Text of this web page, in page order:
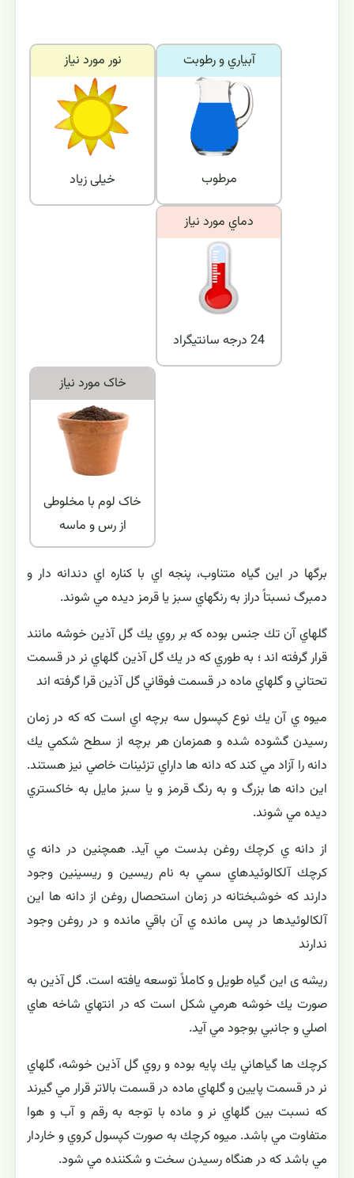
نور مورد نياز
خیلی زیاد
آبياري و رطوبت
مرطوب
دماي مورد نياز
24 درجه سانتیگراد
خاک مورد نياز
خاک لوم با مخلوطی
از رس و ماسه
برگها در اين گياه متناوب، ‌پنجه اي با كناره اي دندانه دار و
دمبرگ نسبتاً دراز به رنگهاي سبز يا قرمز ديده مي شوند.
گلهاي آن تك جنس بوده كه بر روي يك گل آذين خوشه مانند
قرار گرفته اند ؛‌ به طوري كه در يك گل آذين گلهاي نر در قسمت
تحتاني و گلهاي ماده در قسمت فوقاني گل آذين قرا گرفته اند
ميوه ي آن يك نوع كپسول سه برچه اي است كه كه در زمان
رسيدن گشوده شده و همزمان هر برچه از سطح شكمي يك
دانه را آزاد مي كند كه دانه ها داراي تزئينات خاصي نيز هستند.
اين دانه ها بزرگ و به رنگ قرمز و يا سبز مايل به خاكستري
ديده مي شوند.
از دانه ي كرچك روغن بدست مي آيد. همچنين در دانه ي
كرچك آلكالوئيدهاي سمي به نام ريسين و ريسينين وجود
دارند كه خوشبختانه در زمان استحصال روغن از دانه ها اين
آلكالوئيدها در پس مانده ي آن باقي مانده و در روغن وجود
ندارند
ریشه ی این گیاه طویل و كاملاً توسعه يافته است. گل آذين به
صورت يك خوشه هرمي شكل است که در انتهاي شاخه هاي
اصلي و جانبي بوجود مي آيد.
كرچك ها گياهاني يك پايه بوده و روي گل آذين خوشه، گلهاي
نر در قسمت پايين و گلهاي ماده در قسمت بالاتر قرار مي گيرند
كه نسبت بين گلهاي نر و ماده با توجه به رقم و آب و هوا
متفاوت مي باشد. ميوه كرچك به صورت كپسول كروي و خاردار
مي باشد كه در هنگاه رسيدن سخت و شكننده مي شود.